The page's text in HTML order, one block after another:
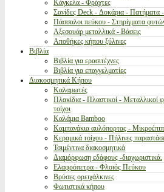
Κάγκελα - Φράχτες
Σανίδες Deck - Δοκάρια - Πατήματα
Πάσσαλοι πεύκου - Στηρίγματα
Αξεσουάρ μεταλλικά - Βάσεις
Αποθήκες κήπου ξύλινες
Βιβλία
Βιβλία για ερασιτέχνες
Βιβλία για επαγγελματίες
Διακοσμητικά Κήπου
Καλαμωτές
Πλακίδια - Πλαστικοί - Μεταλλικοί
τοίχοι
Καλάμια Bamboo
Καμπανάκια αυλόπορτας -
Κεραμικά τοίχου - Πήλινες
Τσιμέντινα διακοσμητικά
Διαμόρφωση εδάφους -διαχωριστικά.
Ελαφρόπετρα - Φλοιός Πεύκου
Βρύσες ορειχάλκινες
Φωτιστικά κήπου